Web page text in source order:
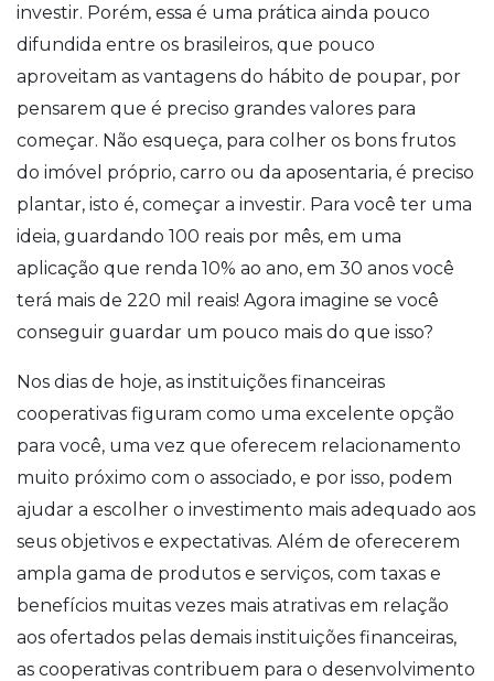
investir. Porém, essa é uma prática ainda pouco
difundida entre os brasileiros, que pouco
aproveitam as vantagens do hábito de poupar, por
pensarem que é preciso grandes valores para
começar. Não esqueça, para colher os bons frutos
do imóvel próprio, carro ou da aposentaria, é preciso
plantar, isto é, começar a investir. Para você ter uma
ideia, guardando 100 reais por mês, em uma
aplicação que renda 10% ao ano, em 30 anos você
terá mais de 220 mil reais! Agora imagine se você
conseguir guardar um pouco mais do que isso?
Nos dias de hoje, as instituições financeiras
cooperativas figuram como uma excelente opção
para você, uma vez que oferecem relacionamento
muito próximo com o associado, e por isso, podem
ajudar a escolher o investimento mais adequado aos
seus objetivos e expectativas. Além de oferecerem
ampla gama de produtos e serviços, com taxas e
benefícios muitas vezes mais atrativas em relação
aos ofertados pelas demais instituições financeiras,
as cooperativas contribuem para o desenvolvimento